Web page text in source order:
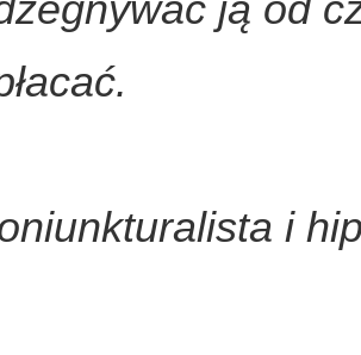
i